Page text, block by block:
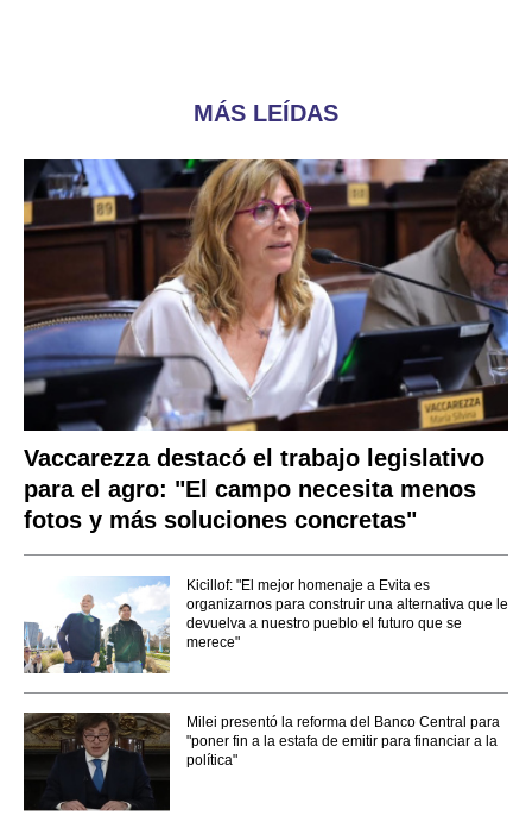
MÁS LEÍDAS
Vaccarezza destacó el trabajo legislativo
para el agro: "El campo necesita menos
fotos y más soluciones concretas"
Kicillof: "El mejor homenaje a Evita es
organizarnos para construir una alternativa que le
devuelva a nuestro pueblo el futuro que se
merece"
Milei presentó la reforma del Banco Central para
"poner fin a la estafa de emitir para financiar a la
política"